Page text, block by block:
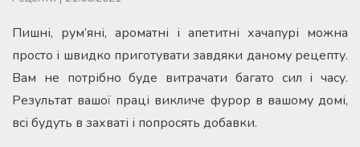
Пишні, рум’яні, ароматні і апетитні хачапурі можна
просто і швидко приготувати завдяки даному рецепту.
Вам не потрібно буде витрачати багато сил і часу.
Результат вашої праці викличе фурор в вашому домі,
всі будуть в захваті і попросять добавки.